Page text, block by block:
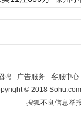
聘 - 广告服务 - 客服中心
©2018
搜狐不良信息举